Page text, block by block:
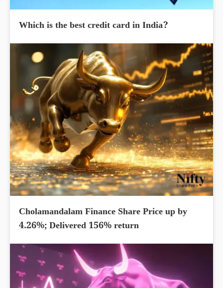
Which is the best credit card in India?
Cholamandalam Finance Share Price up by
4.26%; Delivered 156% return